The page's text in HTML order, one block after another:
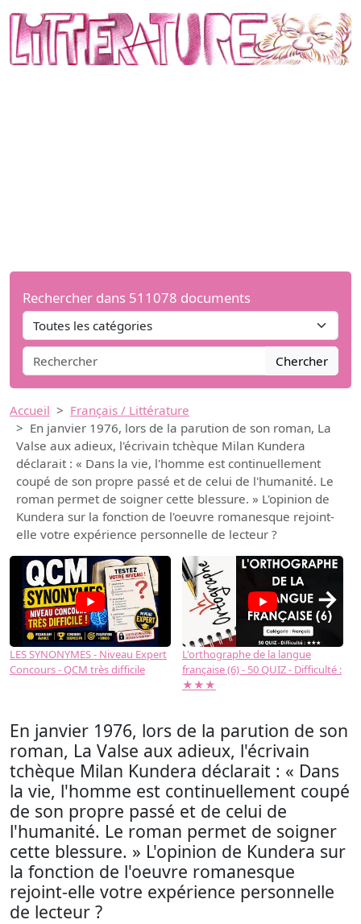
Rechercher dans 511078 documents
Chercher
Accueil
Français / Littérature
En janvier 1976, lors de la parution de son roman, La
Valse aux adieux, l'écrivain tchèque Milan Kundera
déclarait : « Dans la vie, l'homme est continuellement
coupé de son propre passé et de celui de l'humanité. Le
roman permet de soigner cette blessure. » L'opinion de
Kundera sur la fonction de l'oeuvre romanesque rejoint-
elle votre expérience personnelle de lecteur ?
LES SYNONYMES - Niveau Expert
Concours - QCM très difficile
L'orthographe de la langue
française (6) - 50 QUIZ - Difficulté :
★★★
→
En janvier 1976, lors de la parution de son
roman, La Valse aux adieux, l'écrivain
tchèque Milan Kundera déclarait : « Dans
la vie, l'homme est continuellement coupé
de son propre passé et de celui de
l'humanité. Le roman permet de soigner
cette blessure. » L'opinion de Kundera sur
la fonction de l'oeuvre romanesque
rejoint-elle votre expérience personnelle
de lecteur ?